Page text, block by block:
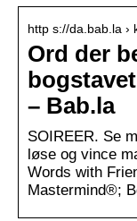
http s://da.bab.la
Ord der
– Bab.la
SOIREER. Se
løse og vince
Words with
Mastermind®;